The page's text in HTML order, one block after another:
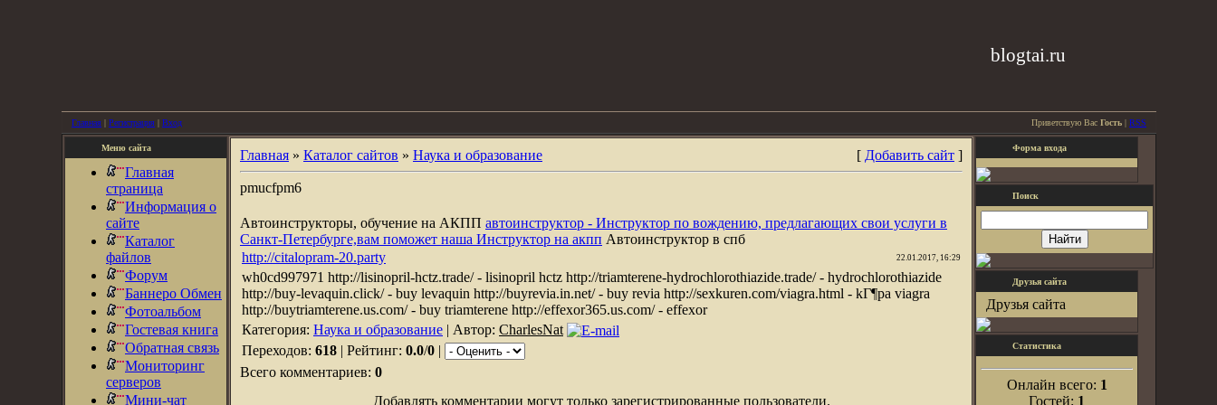
blogtai.ru
Главная | Регистрация | Вход Приветствую Вас Гость | RSS
Меню сайта
Главная
страница
Информация о
сайте
Каталог
файлов
Форум
Баннеро Обмен
Фотоальбом
Гостевая книга
Обратная связь
Мониторинг
серверов
Мини-чат
Главная » Каталог сайтов » Наука и образование [ Добавить сайт ]
pmucfpm6
Автоинструкторы, обучение на АКПП автоинструктор - Инструктор по вождению, предлагающих свои услуги в
Санкт-Петербурге,вам поможет наша Инструктор на акпп Автоинструктор в спб
http://citalopram-20.party
22.01.2017, 16:29
wh0cd997971 http://lisinopril-hctz.trade/ - lisinopril hctz http://triamterene-hydrochlorothiazide.trade/ - hydrochlorothiazide
http://buy-levaquin.click/ - buy levaquin http://buyrevia.in.net/ - buy revia http://sexkuren.com/viagra.html - kГ¶pa viagra
http://buytriamterene.us.com/ - buy triamterene http://effexor365.us.com/ - effexor
Категория: Наука и образование | Автор: CharlesNat
Переходов: 618 | Рейтинг: 0.0/0 |
Всего комментариев: 0
Добавлять комментарии могут только зарегистрированные пользователи.
Форма входа
Поиск
Друзья сайта
Друзья сайта
Статистика
Онлайн всего: 1
Гостей: 1